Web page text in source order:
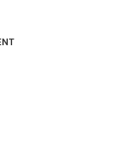
UN FICHIER)